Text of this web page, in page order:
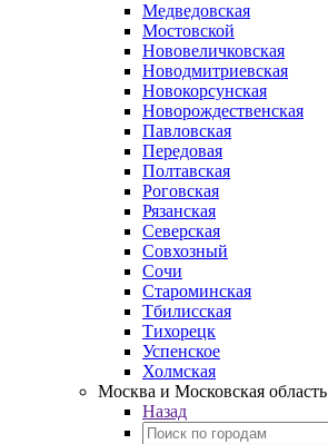
Медведовская
Мостовской
Нововеличковская
Новодмитриевская
Новокорсунская
Новорождественская
Павловская
Передовая
Полтавская
Роговская
Рязанская
Северская
Совхозный
Сочи
Староминская
Тбилисская
Тихорецк
Успенское
Холмская
Москва и Московская область
Назад